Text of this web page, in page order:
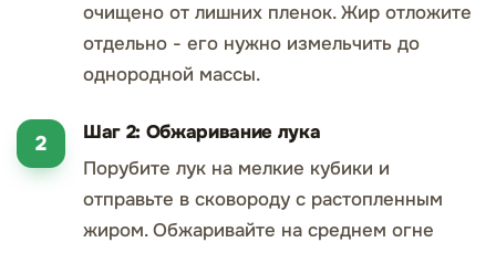
очищено от лишних пленок. Жир отложите
отдельно - его нужно измельчить до
однородной массы.
Шаг 2: Обжаривание лука
Порубите лук на мелкие кубики и
отправьте в сковороду с растопленным
жиром. Обжаривайте на среднем огне